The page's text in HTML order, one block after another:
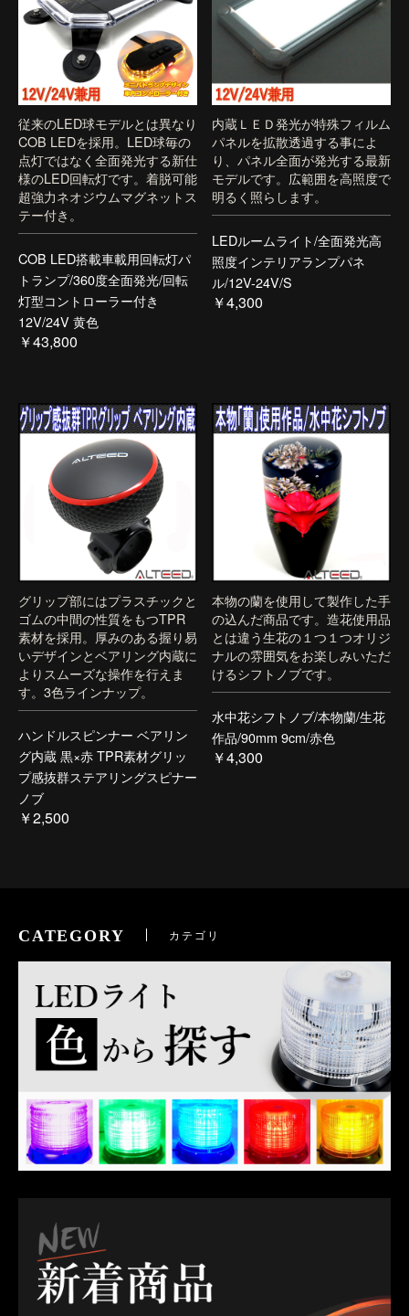
従来のLED球モデルとは異なり
COB LEDを採用。LED球毎の
点灯ではなく全面発光する新仕
様のLED回転灯です。着脱可能
超強力ネオジウムマグネットス
テー付き。
COB LED搭載車載用回転灯パ
トランプ/360度全面発光/回転
灯型コントローラー付き
12V/24V 黄色
￥43,800
内蔵ＬＥＤ発光が特殊フィルム
パネルを拡散透過する事によ
り、パネル全面が発光する最新
モデルです。広範囲を高照度で
明るく照らします。
LEDルームライト/全面発光高
照度インテリアランプパネ
ル/12V-24V/S
￥4,300
グリップ部にはプラスチックと
ゴムの中間の性質をもつTPR
素材を採用。厚みのある握り易
いデザインとベアリング内蔵に
よりスムーズな操作を行えま
す。3色ラインナップ。
ハンドルスピンナー ベアリン
グ内蔵 黒×赤 TPR素材グリッ
プ感抜群ステアリングスピナー
ノブ
￥2,500
本物の蘭を使用して製作した手
の込んだ商品です。造花使用品
とは違う生花の１つ１つオリジ
ナルの雰囲気をお楽しみいただ
けるシフトノブです。
水中花シフトノブ/本物蘭/生花
作品/90mm 9cm/赤色
￥4,300
CATEGORY カテゴリ